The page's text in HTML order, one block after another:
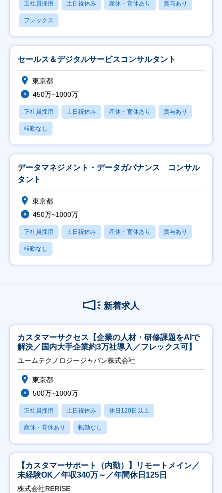
正社員採用 土日祝休み 産休・育休あり 賞与あり
フレックス
セールス＆デジタルサービスコンサルタント
東京都
450万~1000万
正社員採用 土日祝休み 産休・育休あり 賞与あり
転勤なし
データマネジメント・データガバナンス コンサル
タント
東京都
450万~1000万
正社員採用 土日祝休み 産休・育休あり 賞与あり
転勤なし
新着求人
カスタマーサクセス【企業の人材・研修課題をAIで
解決／国内大手企業約3万社導入／フレックス可】
ユームテクノロジージャパン株式会社
東京都
500万~1000万
正社員採用 土日祝休み 休日120日以上
産休・育休あり 転勤なし
【カスタマーサポート（内勤）】リモートメイン／
未経験OK／年収340万～／年間休日125日
株式会社RERISE